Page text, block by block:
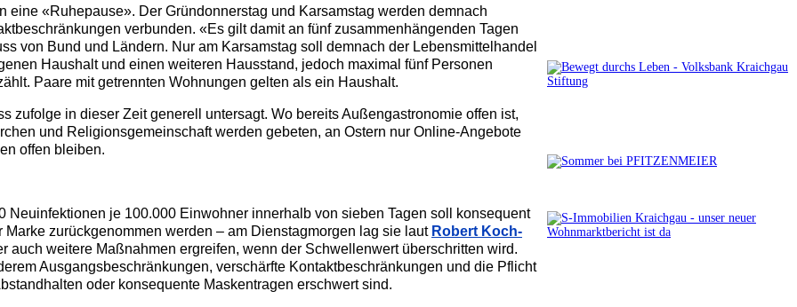
eine «Ruhepause». Der Gründonnerstag und Karsamstag werden demnach
verbunden. «Es gilt damit an fünf zusammenhängenden Tagen
von Bund und Ländern. Nur am Karsamstag soll demnach der Lebensmittelhandel
Haushalt und einen weiteren Hausstand, jedoch maximal fünf Personen
Paare mit getrennten Wohnungen gelten als ein Haushalt.
zufolge in dieser Zeit generell untersagt. Wo bereits Außengastronomie offen ist,
und Religionsgemeinschaft werden gebeten, an Ostern nur Online-Angebote
offen bleiben.
Neuinfektionen je 100.000 Einwohner innerhalb von sieben Tagen soll konsequent
zurückgenommen werden – am Dienstagmorgen lag sie laut Robert Koch-
weitere Maßnahmen ergreifen, wenn der Schwellenwert überschritten wird.
Ausgangsbeschränkungen, verschärfte Kontaktbeschränkungen und die Pflicht
oder konsequente Maskentragen erschwert sind.